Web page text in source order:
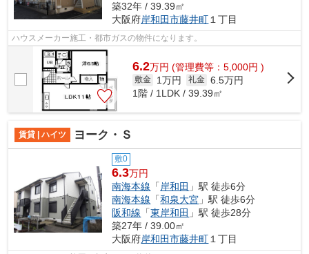
築32年 / 39.39㎡
大阪府岸和田市藤井町 １丁目
ハウスメーカー施工・都市ガスの物件になります。
6.2万円 (管理費等：5,000円 )
敷金 1万円 礼金 6.5万円
1階 / 1LDK / 39.39㎡
賃貸 | ハイツ ヨーク・Ｓ
敷0
6.3万円
南海本線 「 岸和田 」駅 徒歩6分
南海本線 「和泉大宮 」駅 徒歩6分
阪和線 「東岸和田 」駅 徒歩28分
築27年 / 39.00㎡
大阪府岸和田市藤井町 １丁目